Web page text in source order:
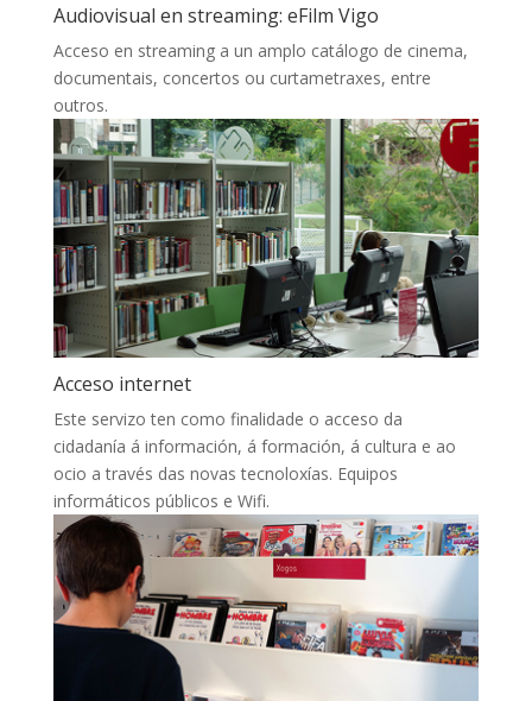
Audiovisual en streaming: eFilm Vigo
Acceso en streaming a un amplo catálogo de cinema,
documentais, concertos ou curtametraxes, entre
outros.
Acceso internet
Este servizo ten como finalidade o acceso da
cidadanía á información, á formación, á cultura e ao
ocio a través das novas tecnoloxías. Equipos
informáticos públicos e Wifi.